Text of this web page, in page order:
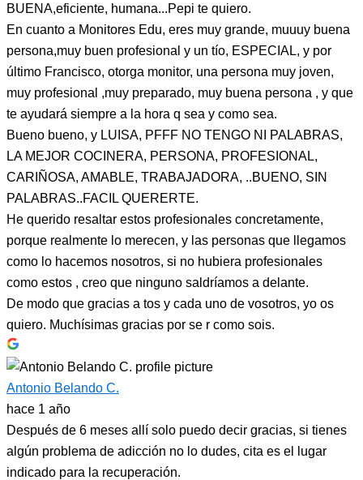
BUENA,eficiente, humana...Pepi te quiero.
En cuanto a Monitores Edu, eres muy grande, muuuy buena
persona,muy buen profesional y un tío, ESPECIAL, y por
último Francisco, otorga monitor, una persona muy joven,
muy profesional ,muy preparado, muy buena persona , y que
te ayudará siempre a la hora q sea y como sea.
Bueno bueno, y LUISA, PFFF NO TENGO NI PALABRAS,
LA MEJOR COCINERA, PERSONA, PROFESIONAL,
CARIÑOSA, AMABLE, TRABAJADORA, ..BUENO, SIN
PALABRAS..FACIL QUERERTE.
He querido resaltar estos profesionales concretamente,
porque realmente lo merecen, y las personas que llegamos
como lo hacemos nosotros, si no hubiera profesionales
como estos , creo que ninguno saldríamos a delante.
De modo que gracias a tos y cada uno de vosotros, yo os
quiero. Muchísimas gracias por se r como sois.
Antonio Belando C.
hace 1 año
Después de 6 meses allí solo puedo decir gracias, si tienes
algún problema de adicción no lo dudes, cita es el lugar
indicado para la recuperación.